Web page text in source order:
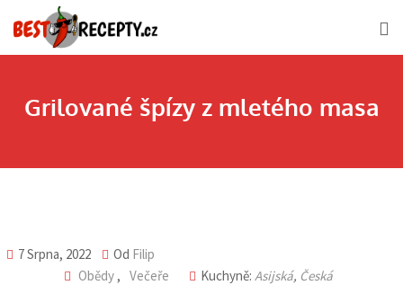
to
Grilované špízy z mletého masa
7 Srpna, 2022 Od Filip
Obědy , Večeře Kuchyně: Asijská, Česká